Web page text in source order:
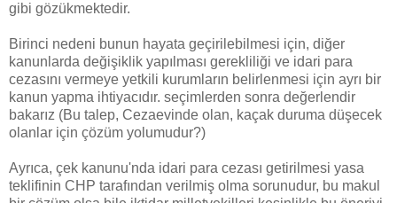
gibi gözükmektedir.
Birinci nedeni bunun hayata geçirilebilmesi için, diğer
kanunlarda değişiklik yapılması gerekliliği ve idari para
cezasını vermeye yetkili kurumların belirlenmesi için ayrı bir
kanun yapma ihtiyacıdır. seçimlerden sonra değerlendir
bakarız (Bu talep, Cezaevinde olan, kaçak duruma düşecek
olanlar için çözüm yolumudur?)
Ayrıca, çek kanunu'nda idari para cezası getirilmesi yasa
teklifinin CHP tarafından verilmiş olma sorunudur, bu makul